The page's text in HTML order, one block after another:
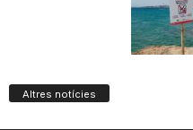
Altres notícies